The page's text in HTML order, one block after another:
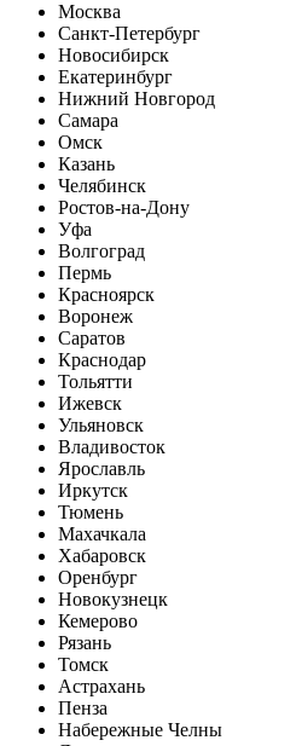
Москва
Санкт-Петербург
Новосибирск
Екатеринбург
Нижний Новгород
Самара
Омск
Казань
Челябинск
Ростов-на-Дону
Уфа
Волгоград
Пермь
Красноярск
Воронеж
Саратов
Краснодар
Тольятти
Ижевск
Ульяновск
Владивосток
Ярославль
Иркутск
Тюмень
Махачкала
Хабаровск
Оренбург
Новокузнецк
Кемерово
Рязань
Томск
Астрахань
Пенза
Набережные Челны